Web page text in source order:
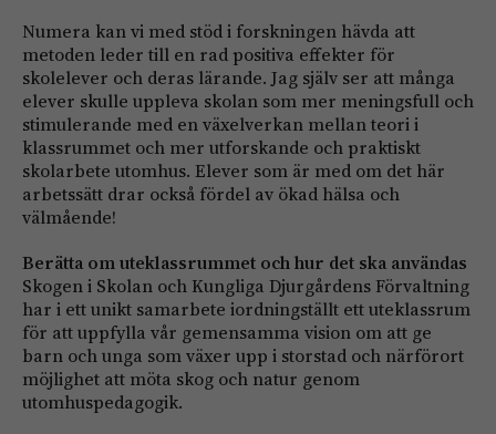
Numera kan vi med stöd i forskningen hävda att
metoden leder till en rad positiva effekter för
skolelever och deras lärande. Jag själv ser att många
elever skulle uppleva skolan som mer meningsfull och
stimulerande med en växelverkan mellan teori i
klassrummet och mer utforskande och praktiskt
skolarbete utomhus. Elever som är med om det här
arbetssätt drar också fördel av ökad hälsa och
välmående!
Berätta om uteklassrummet och hur det ska användas
Skogen i Skolan och Kungliga Djurgårdens Förvaltning
har i ett unikt samarbete iordningställt ett uteklassrum
för att uppfylla vår gemensamma vision om att ge
barn och unga som växer upp i storstad och närförort
möjlighet att möta skog och natur genom
utomhuspedagogik.